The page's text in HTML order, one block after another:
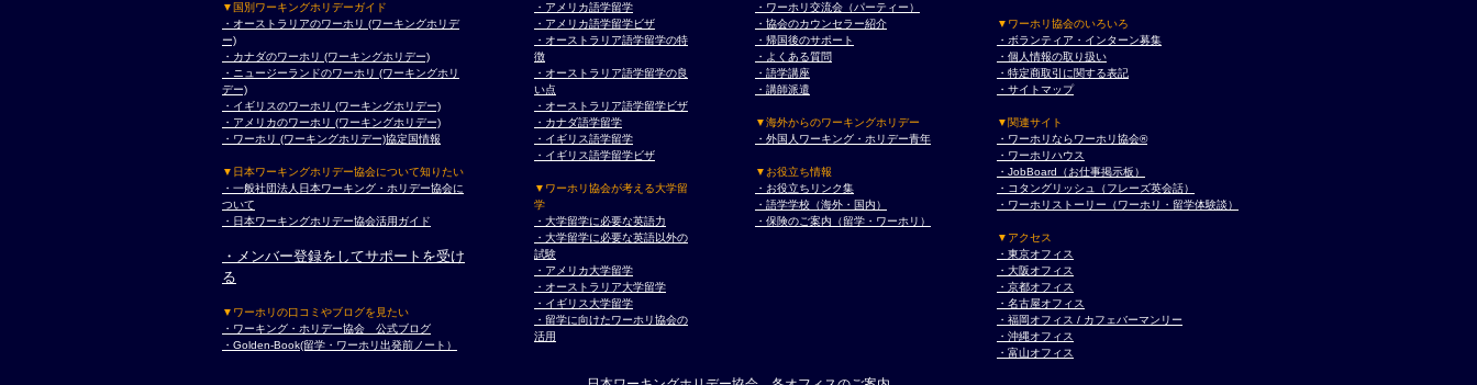
▼国別ワーキングホリデーガイド
・オーストラリアのワーホリ (ワーキングホリデ
ー)
・カナダのワーホリ (ワーキングホリデー)
・ニュージーランドのワーホリ (ワーキングホリ
デー)
・イギリスのワーホリ (ワーキングホリデー)
・アメリカのワーホリ (ワーキングホリデー)
・ワーホリ (ワーキングホリデー)協定国情報
▼日本ワーキングホリデー協会について知りたい
・一般社団法人日本ワーキング・ホリデー協会に
ついて
・日本ワーキングホリデー協会活用ガイド
・メンバー登録をしてサポートを受け
る
▼ワーホリの口コミやブログを見たい
・ワーキング・ホリデー協会 公式ブログ
・Golden-Book(留学・ワーホリ出発前ノート）
・アメリカ語学留学
・アメリカ語学留学ビザ
・オーストラリア語学留学の特
徴
・オーストラリア語学留学の良
い点
・オーストラリア語学留学ビザ
・カナダ語学留学
・イギリス語学留学
・イギリス語学留学ビザ
▼ワーホリ協会が考える大学留
学
・大学留学に必要な英語力
・大学留学に必要な英語以外の
試験
・アメリカ大学留学
・オーストラリア大学留学
・イギリス大学留学
・留学に向けたワーホリ協会の
活用
・ワーホリ交流会（パーティー）
・協会のカウンセラー紹介
・帰国後のサポート
・よくある質問
・語学講座
・講師派遣
▼海外からのワーキングホリデー
・外国人ワーキング・ホリデー青年
▼お役立ち情報
・お役立ちリンク集
・語学学校（海外・国内）
・保険のご案内（留学・ワーホリ）
▼ワーホリ協会のいろいろ
・ボランティア・インターン募集
・個人情報の取り扱い
・特定商取引に関する表記
・サイトマップ
▼関連サイト
・ワーホリならワーホリ協会®︎
・ワーホリハウス
・JobBoard（お仕事掲示板）
・コタングリッシュ（フレーズ英会話）
・ワーホリストーリー（ワーホリ・留学体験談）
▼アクセス
・東京オフィス
・大阪オフィス
・京都オフィス
・名古屋オフィス
・福岡オフィス / カフェバーマンリー
・沖縄オフィス
・富山オフィス